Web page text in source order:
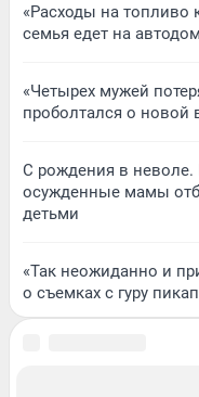
«Расходы на топливо
семья едет на
«Четырех мужей
проболтался о новой
С рождения в неволе.
осужденные мамы
детьми
«Так неожиданно и
о съемках с гуру